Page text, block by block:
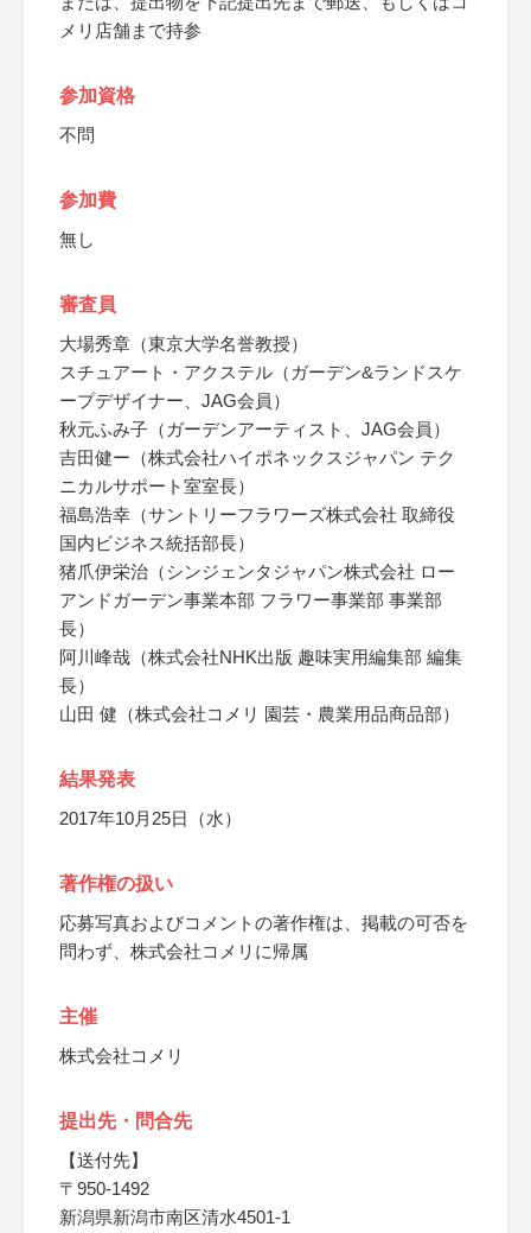
メリ店舗まで持参
参加資格
不問
参加費
無し
審査員
大場秀章（東京大学名誉教授）
スチュアート・アクステル（ガーデン&ランドスケ
ープデザイナー、JAG会員）
秋元ふみ子（ガーデンアーティスト、JAG会員）
吉田健ー（株式会社ハイポネックスジャパン テク
ニカルサポート室室長）
福島浩幸（サントリーフラワーズ株式会社 取締役
国内ビジネス統括部長）
猪爪伊栄治（シンジェンタジャパン株式会社 ロー
アンドガーデン事業本部 フラワー事業部 事業部
長）
阿川峰哉（株式会社NHK出版 趣味実用編集部 編集
長）
山田 健（株式会社コメリ 園芸・農業用品商品部）
結果発表
2017年10月25日（水）
著作権の扱い
応募写真およびコメントの著作権は、掲載の可否を
問わず、株式会社コメリに帰属
主催
株式会社コメリ
提出先・問合先
【送付先】
〒950-1492
新潟県新潟市南区清水4501-1